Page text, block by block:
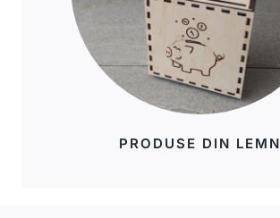
PRODUSE DIN LEMN